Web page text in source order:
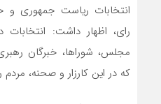
انتخابات ریاست جمهوری
رای، اظهار داشت: انتخابات
مجلس، شوراها، خبرگان
که در این کارزار و صحنه،